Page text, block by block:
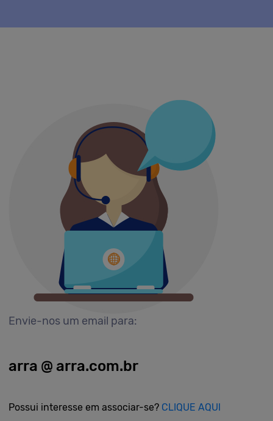
Envie-nos um email para:
arra @ arra.com.br
Possui interesse em associar-se? CLIQUE AQUI